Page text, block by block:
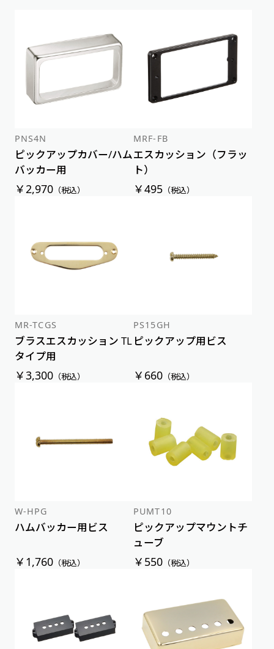
新着順
価格が安い順
価格が高い順
PNS4N
ピックアップカバー/ハム
バッカー用
￥2,970（税込）
MRF-FB
エスカッション（フラッ
ト）
￥495 （税込）
MR-TCGS
ブラスエスカッション TL
タイプ用
￥3,300（税込）
PS15GH
ピックアップ用ビス
￥660 （税込）
W-HPG
ハムバッカー用ビス
￥1,760（税込）
PUMT10
ピックアップマウントチ
ューブ
￥550 （税込）